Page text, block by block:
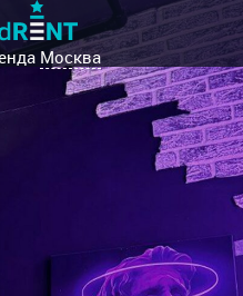
Москва